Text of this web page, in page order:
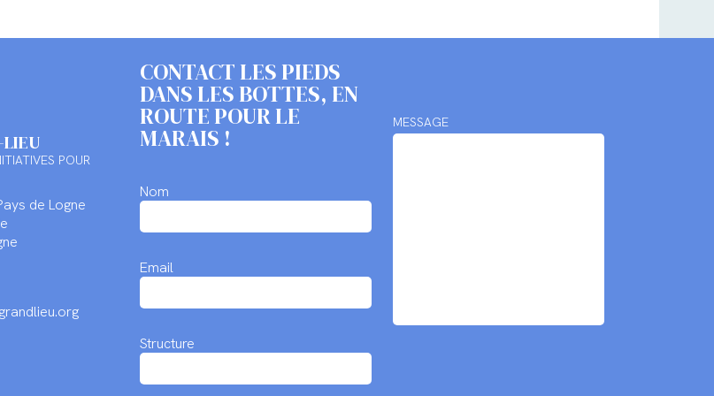
POUR
de Logne
CONTACT LES PIEDS
DANS LES BOTTES, EN
ROUTE POUR LE
MARAIS !
Nom
Email
Structure
MESSAGE